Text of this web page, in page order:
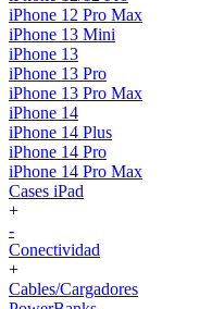
iPhone 12 Pro Max
iPhone 13 Mini
iPhone 13
iPhone 13 Pro
iPhone 13 Pro Max
iPhone 14
iPhone 14 Plus
iPhone 14 Pro
iPhone 14 Pro Max
Cases iPad
+
-
Conectividad
+
Cables/Cargadores